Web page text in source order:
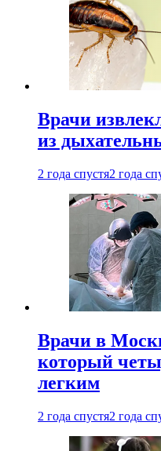
Врачи
из
2 года спустя2 года
Врачи в
который
легким
2 года спустя2 года